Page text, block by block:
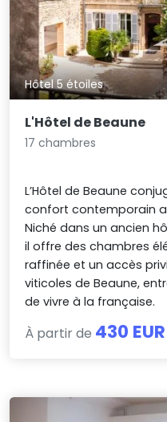
Hôtel 5 étoiles
L'Hôtel de Beaune
17 chambres
L’Hôtel de Beaune
confort contemporain
Niché dans un ancien
il offre des chambres
raffinée et un accès
viticoles de Beaune,
de vivre à la française.
À partir de 430 EUR